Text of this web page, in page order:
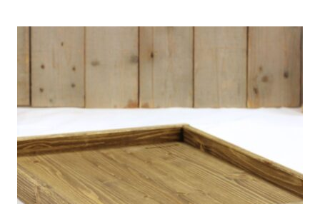
tuotteella
useampi
muunnelma.
Voit
valinnat
tuotteen
sivulla.